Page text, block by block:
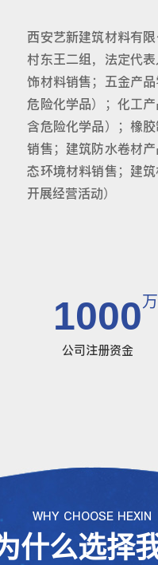
西安艺新建筑材料有
村东王二组，法定代
饰材料销售；五金产
危险化学品）；化工
含危险化学品）；橡
销售；建筑防水卷材
态环境材料销售；建
开展经营活动）
1000万
公司注册资金
WHY CHOOSE HEXIN
什么选择